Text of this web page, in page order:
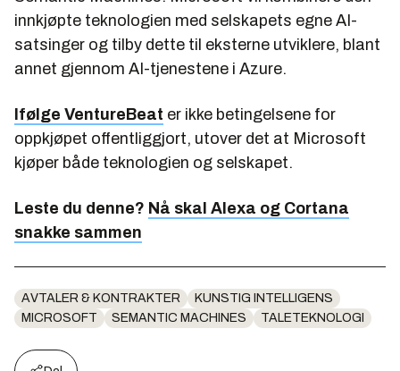
innkjøpte teknologien med selskapets egne AI-
satsinger og tilby dette til eksterne utviklere, blant
annet gjennom AI-tjenestene i Azure.
Ifølge VentureBeat er ikke betingelsene for
oppkjøpet offentliggjort, utover det at Microsoft
kjøper både teknologien og selskapet.
Leste du denne? Nå skal Alexa og Cortana
snakke sammen
AVTALER & KONTRAKTER
KUNSTIG INTELLIGENS
MICROSOFT
SEMANTIC MACHINES TALETEKNOLOGI